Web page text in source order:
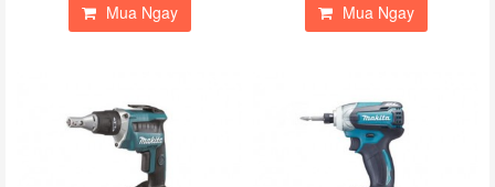
Mua Ngay
Mua Ngay